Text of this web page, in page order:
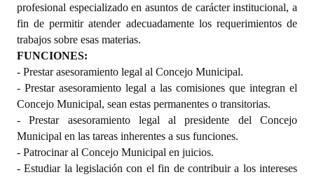
profesional especializado en asuntos de carácter institucional, a
fin de permitir atender adecuadamente los requerimientos de
trabajos sobre esas materias.
FUNCIONES:
- Prestar asesoramiento legal al Concejo Municipal.
- Prestar asesoramiento legal a las comisiones que integran el
Concejo Municipal, sean estas permanentes o transitorias.
- Prestar asesoramiento legal al presidente del Concejo
Municipal en las tareas inherentes a sus funciones.
- Patrocinar al Concejo Municipal en juicios.
- Estudiar la legislación con el fin de contribuir a los intereses